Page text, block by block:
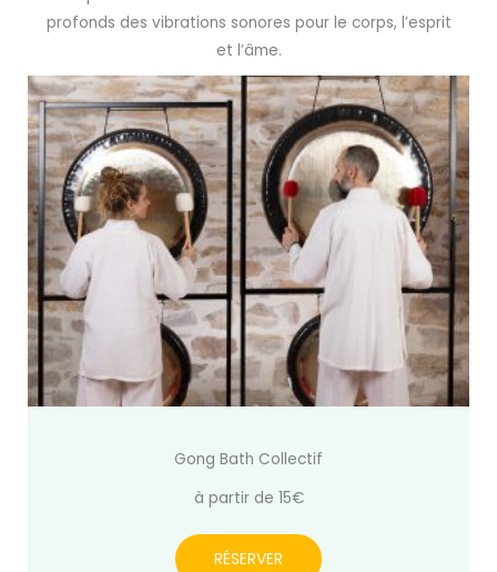
profonds des vibrations sonores pour le corps, l’esprit
et l’âme.
Gong Bath Collectif
à partir de 15€
RÉSERVER